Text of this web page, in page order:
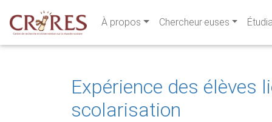
À propos Chercheur·euses
Expérience des élèves
scolarisation